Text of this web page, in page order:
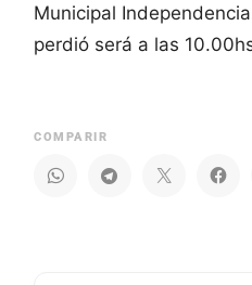
Municipal
perdió será a las
COMPARIR